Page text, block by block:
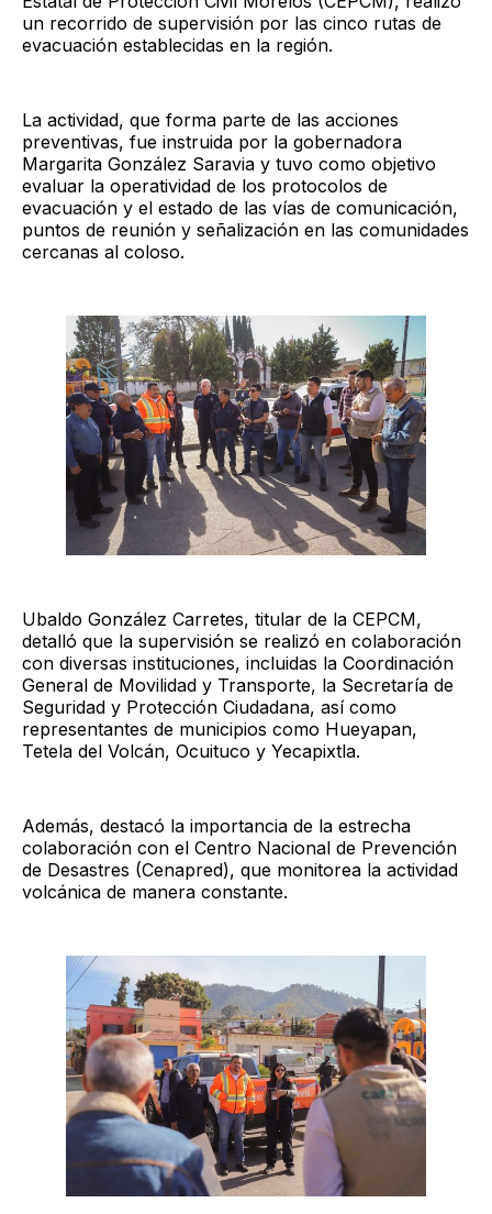
un recorrido de supervisión por las cinco rutas de
evacuación establecidas en la región.
La actividad, que forma parte de las acciones
preventivas, fue instruida por la gobernadora
Margarita González Saravia y tuvo como objetivo
evaluar la operatividad de los protocolos de
evacuación y el estado de las vías de comunicación,
puntos de reunión y señalización en las comunidades
cercanas al coloso.
Ubaldo González Carretes, titular de la CEPCM,
detalló que la supervisión se realizó en colaboración
con diversas instituciones, incluidas la Coordinación
General de Movilidad y Transporte, la Secretaría de
Seguridad y Protección Ciudadana, así como
representantes de municipios como Hueyapan,
Tetela del Volcán, Ocuituco y Yecapixtla.
Además, destacó la importancia de la estrecha
colaboración con el Centro Nacional de Prevención
de Desastres (Cenapred), que monitorea la actividad
volcánica de manera constante.